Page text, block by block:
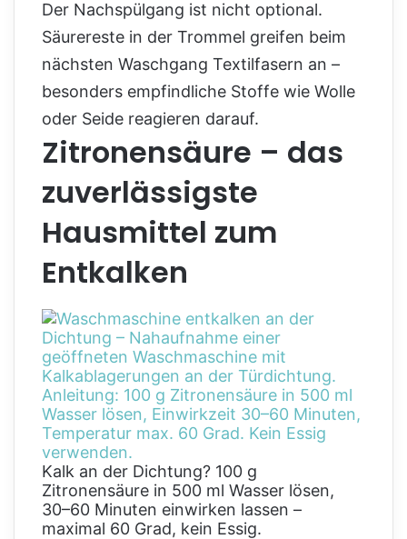
Der Nachspülgang ist nicht optional.
Säurereste in der Trommel greifen beim
nächsten Waschgang Textilfasern an –
besonders empfindliche Stoffe wie Wolle
oder Seide reagieren darauf.
Zitronensäure – das
zuverlässigste
Hausmittel zum
Entkalken
Kalk an der Dichtung? 100 g
Zitronensäure in 500 ml Wasser lösen,
30–60 Minuten einwirken lassen –
maximal 60 Grad, kein Essig.